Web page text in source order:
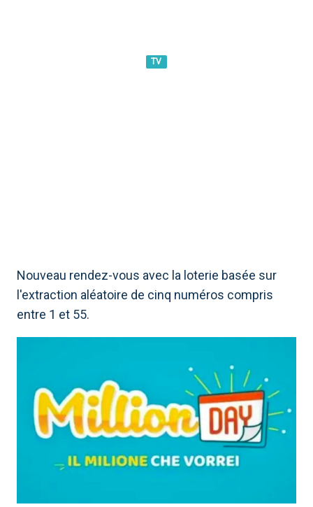
TV
Nouveau rendez-vous avec la loterie basée sur
l'extraction aléatoire de cinq numéros compris
entre 1 et 55.